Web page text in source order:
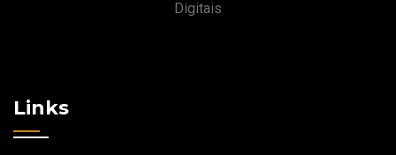
Digitais
Links